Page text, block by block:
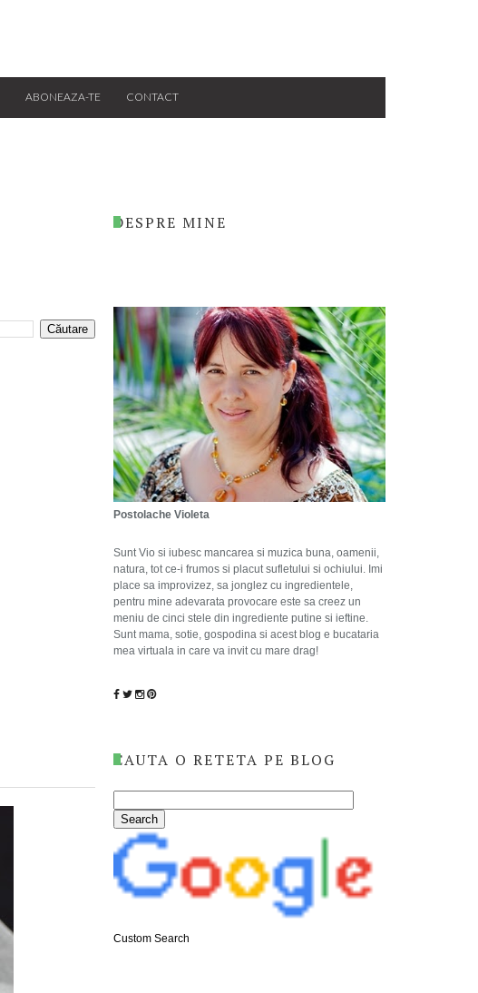
ABONEAZA-TE CONTACT
DESPRE MINE
Postolache Violeta
Sunt Vio si iubesc mancarea si muzica buna, oamenii,
natura, tot ce-i frumos si placut sufletului si ochiului. Imi
place sa improvizez, sa jonglez cu ingredientele,
pentru mine adevarata provocare este sa creez un
meniu de cinci stele din ingrediente putine si ieftine.
Sunt mama, sotie, gospodina si acest blog e bucataria
mea virtuala in care va invit cu mare drag!
CAUTA O RETETA PE BLOG
Custom Search